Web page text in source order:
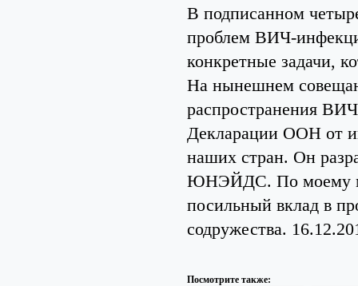
В подписанном
проблем ВИЧ-
конкретные задачи,
На нынешнем
распространения
Декларации ООН от
наших стран. Он
ЮНЭЙДС. По моему
посильный вклад в
содружества.
Посмотрите также: